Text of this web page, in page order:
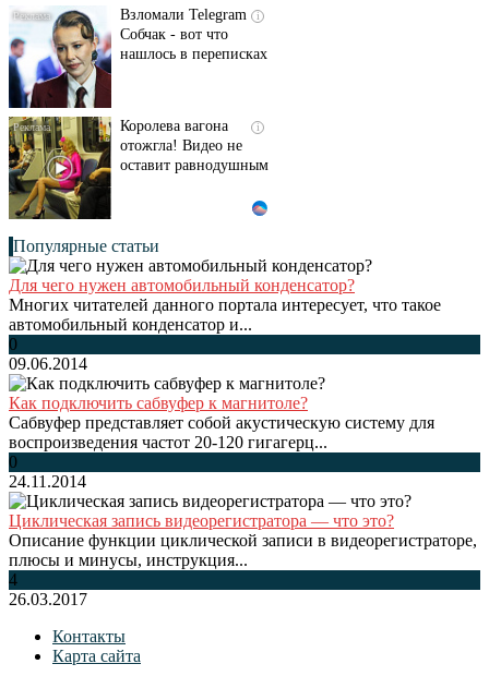
i
Взломали Telegram
Собчак - вот что
нашлось в переписках
i
Королева вагона
отожгла! Видео не
оставит равнодушным
Популярные статьи
Для чего нужен автомобильный конденсатор?
Многих читателей данного портала интересует, что такое
автомобильный конденсатор и...
0
09.06.2014
Как подключить сабвуфер к магнитоле?
Сабвуфер представляет собой акустическую систему для
воспроизведения частот 20-120 гигагерц...
0
24.11.2014
Циклическая запись видеорегистратора — что это?
Описание функции циклической записи в видеорегистраторе,
плюсы и минусы, инструкция...
4
26.03.2017
Контакты
Карта сайта